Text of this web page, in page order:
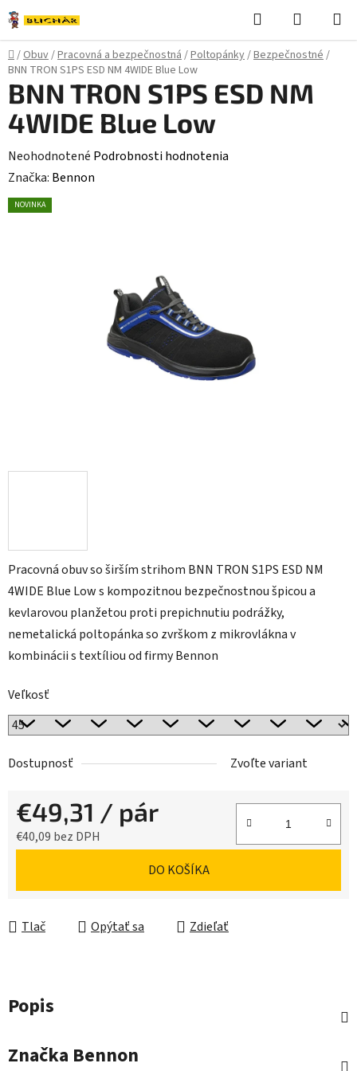
Prejsť
na
obsah
Hľadať
KOŠÍK
Domov
/Obuv/Pracovná a bezpečnostná/Poltopánky/Bezpečnostné/
BNN TRON S1PS ESD NM 4WIDE Blue Low
Pracovná obuv so širším strihom BNN TRON S1PS ESD NM
4WIDE Blue Low s kompozitnou bezpečnostnou špicou a
kevlarovou planžetou proti prepichnutiu podrážky,
nemetalická poltopánka so zvrškom z mikrovlákna v
kombinácii s textíliou od firmy Bennon
Veľkosť
Dostupnosť Zvoľte variant
€49,31 / pár
€40,09 bez DPH
DO KOŠÍKA
Tlač Opýtať sa Zdieľať
BNN TRON S1PS ESD NM
4WIDE Blue Low
Priemerné
hodnotenie
produktu
Neohodnotené Podrobnosti hodnotenia
Značka: Bennon
NOVINKA
Popis
Značka Bennon